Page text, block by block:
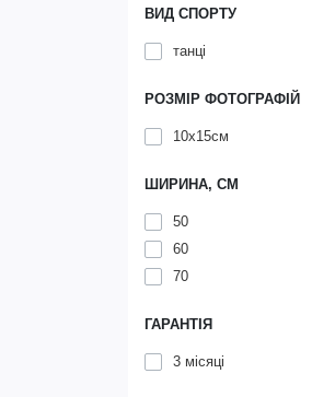
ВИД СПОРТУ
танці
РОЗМІР ФОТОГРАФІЙ
10х15см
ШИРИНА, СМ
50
60
70
ГАРАНТІЯ
3 місяці